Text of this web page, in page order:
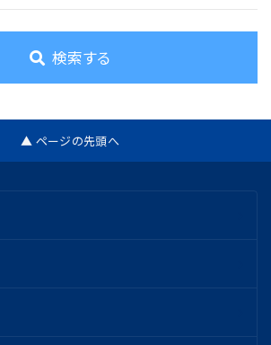
検索する
▲ ページの先頭へ